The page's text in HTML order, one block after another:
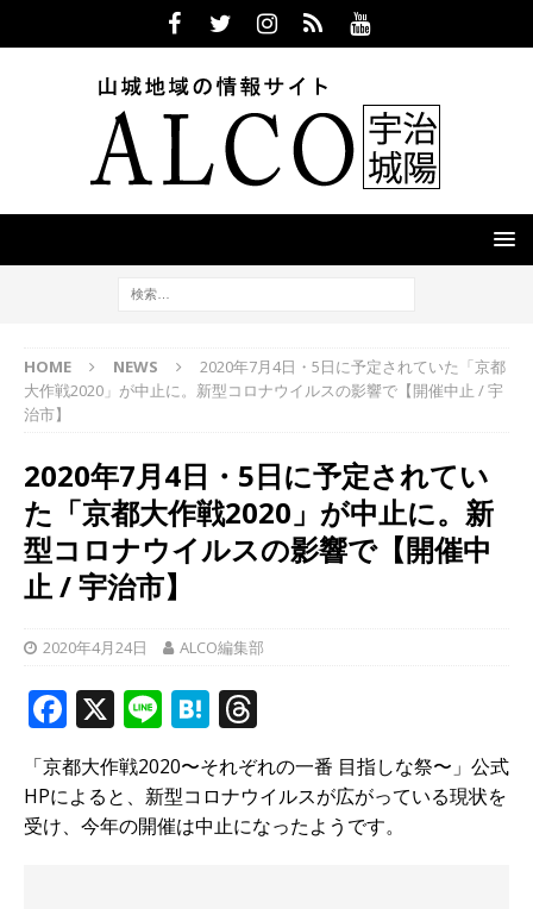
HOME NEWS
2020年7月4日・5日に予定されていた「京都
大作戦2020」が中止に。新型コロナウイルスの影響で【開催中止 / 宇
治市】
2020年7月4日・5日に予定されてい
た「京都大作戦2020」が中止に。新
型コロナウイルスの影響で【開催中
止 / 宇治市】
2020年4月24日 ALCO編集部
F
a
c
e
X Li
n
e
H
at
e
n
h
r
e
「京都大作戦2020〜それぞれの一番 目指しな祭〜」公式
HPによると、新型コロナウイルスが広がっている現状を
受け、今年の開催は中止になったようです。